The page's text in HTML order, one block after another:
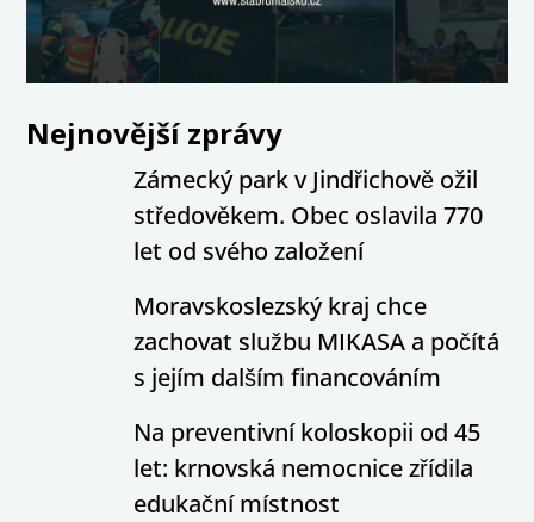
Nejnovější zprávy
Zámecký park v Jindřichově ožil
středověkem. Obec oslavila 770
let od svého založení
Moravskoslezský kraj chce
zachovat službu MIKASA a počítá
s jejím dalším financováním
Na preventivní koloskopii od 45
let: krnovská nemocnice zřídila
edukační místnost